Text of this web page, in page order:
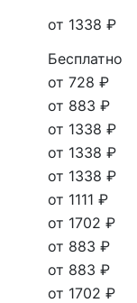
от 1338 ₽
Бесплатно
от 728 ₽
от 883 ₽
от 1338 ₽
от 1338 ₽
от 1338 ₽
от 1111 ₽
от 1702 ₽
от 883 ₽
от 883 ₽
от 1702 ₽